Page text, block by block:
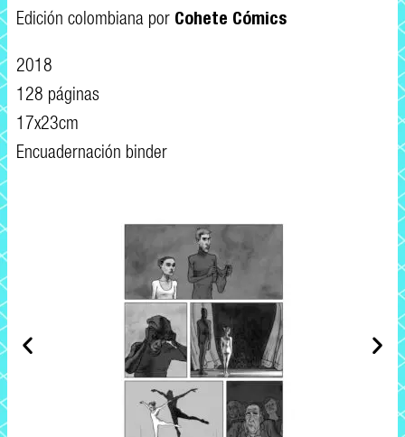
Edición colombiana por Cohete Cómics
2018
128 páginas
17x23cm
Encuadernación binder